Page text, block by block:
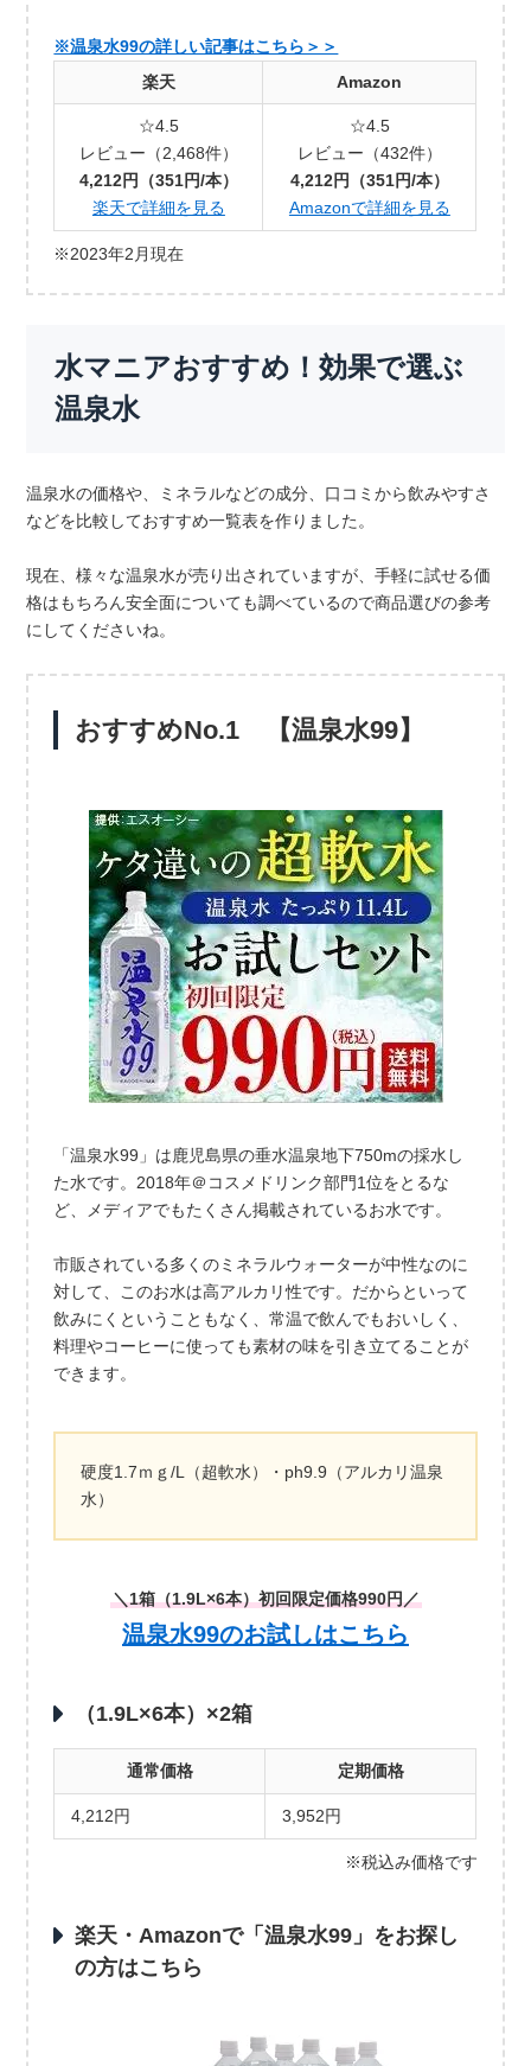
※温泉水99の詳しい記事はこちら＞＞
楽天
Amazon
☆4.5
レビュー（2,468件）
4,212円（351円/本）
楽天で詳細を見る
☆4.5
レビュー（432件）
4,212円（351円/本）
Amazonで詳細を見る
※2023年2月現在
水マニアおすすめ！効果で選ぶ
温泉水
温泉水の価格や、ミネラルなどの成分、口コミから飲みやすさ
などを比較しておすすめ一覧表を作りました。
現在、様々な温泉水が売り出されていますが、手軽に試せる価
格はもちろん安全面についても調べているので商品選びの参考
にしてくださいね。
おすすめNo.1 【温泉水99】
「温泉水99」は鹿児島県の垂水温泉地下750mの採水し
た水です。2018年＠コスメドリンク部門1位をとるな
ど、メディアでもたくさん掲載されているお水です。
市販されている多くのミネラルウォーターが中性なのに
対して、このお水は高アルカリ性です。だからといって
飲みにくということもなく、常温で飲んでもおいしく、
料理やコーヒーに使っても素材の味を引き立てることが
できます。
硬度1.7ｍｇ/L（超軟水）・ph9.9（アルカリ温泉
水）
＼1箱（1.9L×6本）初回限定価格990円／
温泉水99のお試しはこちら
（1.9L×6本）×2箱
通常価格 定期価格
4,212円 3,952円
※税込み価格です
楽天・Amazonで「温泉水99」をお探し
の方はこちら